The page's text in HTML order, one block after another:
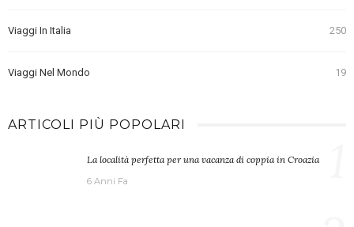
Viaggi In Italia 250
Viaggi Nel Mondo 19
ARTICOLI PIÙ POPOLARI
La località perfetta per una vacanza di coppia in Croazia
6 Anni Fa